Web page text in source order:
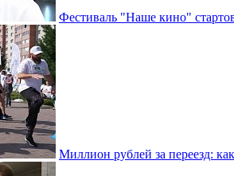
Фестиваль "Наше кино"
Миллион рублей за переезд: